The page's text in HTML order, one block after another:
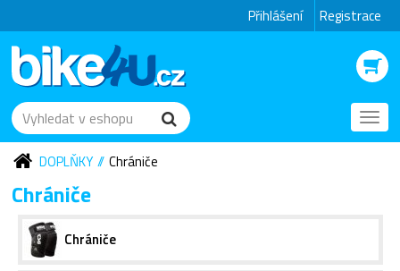
Přihlášení Registrace
DOPLŇKY
Chrániče
Chrániče
Chrániče